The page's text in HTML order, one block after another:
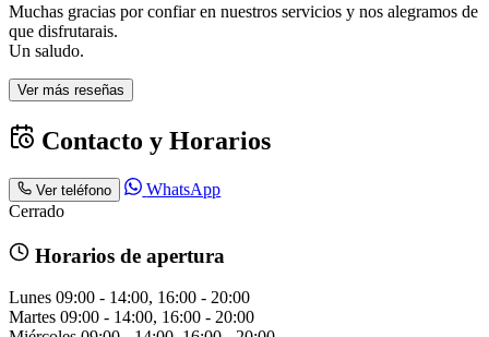
Muchas gracias por confiar en nuestros servicios y nos alegramos de
que disfrutarais.
Un saludo.
Ver más reseñas
Contacto y Horarios
Ver teléfono
WhatsApp
Cerrado
Horarios de apertura
Lunes 09:00 - 14:00, 16:00 - 20:00
Martes 09:00 - 14:00, 16:00 - 20:00